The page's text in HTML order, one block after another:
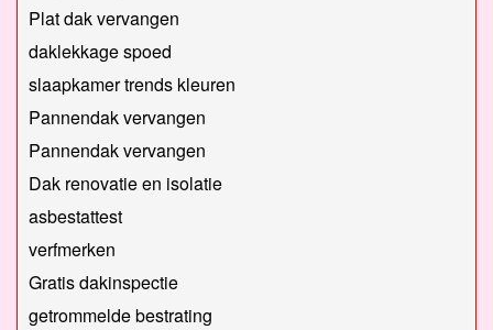
Plat dak vervangen
daklekkage spoed
slaapkamer trends kleuren
Pannendak vervangen
Pannendak vervangen
Dak renovatie en isolatie
asbestattest
verfmerken
Gratis dakinspectie
getrommelde bestrating